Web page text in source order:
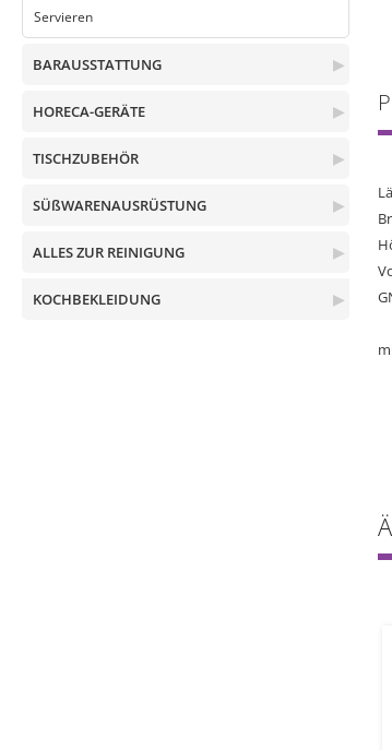
Servieren
▶
BARAUSSTATTUNG
▶
HORECA-GERÄTE
▶
TISCHZUBEHÖR
▶
SÜßWARENAUSRÜSTUNG
▶
ALLES ZUR REINIGUNG
▶
KOCHBEKLEIDUNG